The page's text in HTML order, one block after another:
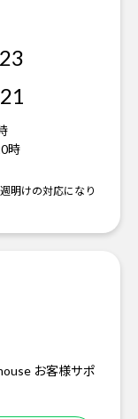
時
明けの対応になり
お客様サポ